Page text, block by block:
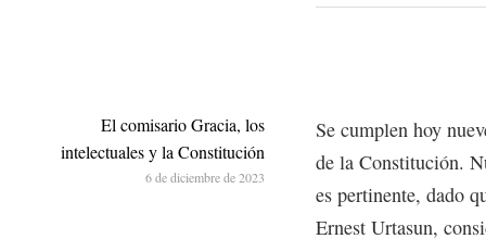
Se cumplen hoy
de la Constitución.
es pertinente, dado
Ernest Urtasun,
El comisario Gracia, los
intelectuales y la Constitución
6 de diciembre de 2023